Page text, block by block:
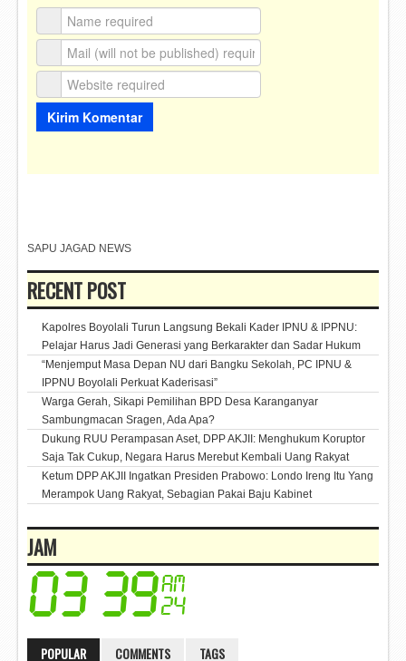
SAPU JAGAD NEWS
RECENT POST
Kapolres Boyolali Turun Langsung Bekali Kader IPNU & IPPNU:
Pelajar Harus Jadi Generasi yang Berkarakter dan Sadar Hukum
“Menjemput Masa Depan NU dari Bangku Sekolah, PC IPNU &
IPPNU Boyolali Perkuat Kaderisasi”
Warga Gerah, Sikapi Pemilihan BPD Desa Karanganyar
Sambungmacan Sragen, Ada Apa?
Dukung RUU Perampasan Aset, DPP AKJII: Menghukum Koruptor
Saja Tak Cukup, Negara Harus Merebut Kembali Uang Rakyat
Ketum DPP AKJII Ingatkan Presiden Prabowo: Londo Ireng Itu Yang
Merampok Uang Rakyat, Sebagian Pakai Baju Kabinet
JAM
POPULAR COMMENTS TAGS